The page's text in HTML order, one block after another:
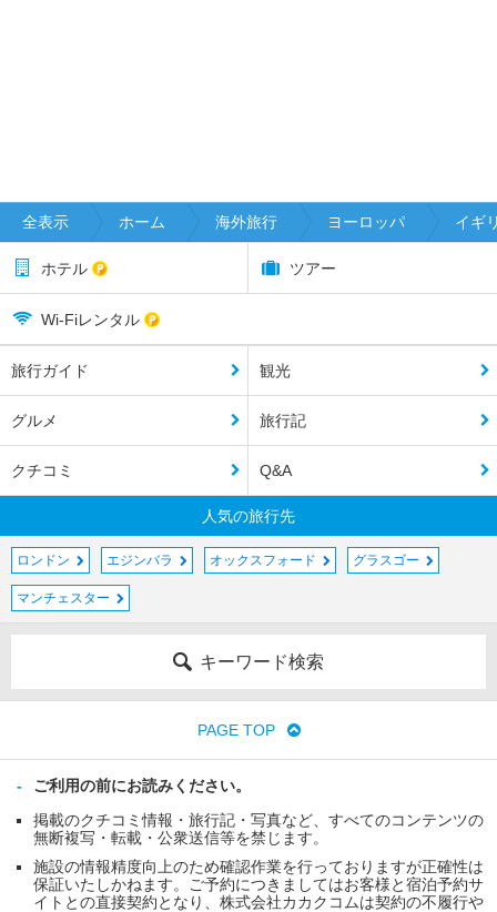
全表示 ホーム 海外旅行 ヨーロッパ イギ
ホテル ツアー
Wi-Fiレンタル
旅行ガイド 観光
グルメ 旅行記
クチコミ Q&A
人気の旅行先
ロンドン エジンバラ オックスフォード グラスゴー
マンチェスター
キーワード検索
PAGE TOP
ご利用の前にお読みください。
掲載のクチコミ情報・旅行記・写真など、すべてのコンテンツの
無断複写・転載・公衆送信等を禁じます。
施設の情報精度向上のため確認作業を行っておりますが正確性は
保証いたしかねます。ご予約につきましてはお客様と宿泊予約サ
イトとの直接契約となり、株式会社カカクコムは契約の不履行や